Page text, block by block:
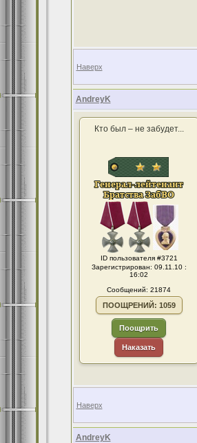
Наверх
AndreyK
Кто был – не забудет...
ID пользователя #3721
Зарегистрирован: 09.11.10 :
16:02
Сообщений: 21874
ПООЩРЕНИЙ: 1059
Поощрить
Наказать
Наверх
AndreyK